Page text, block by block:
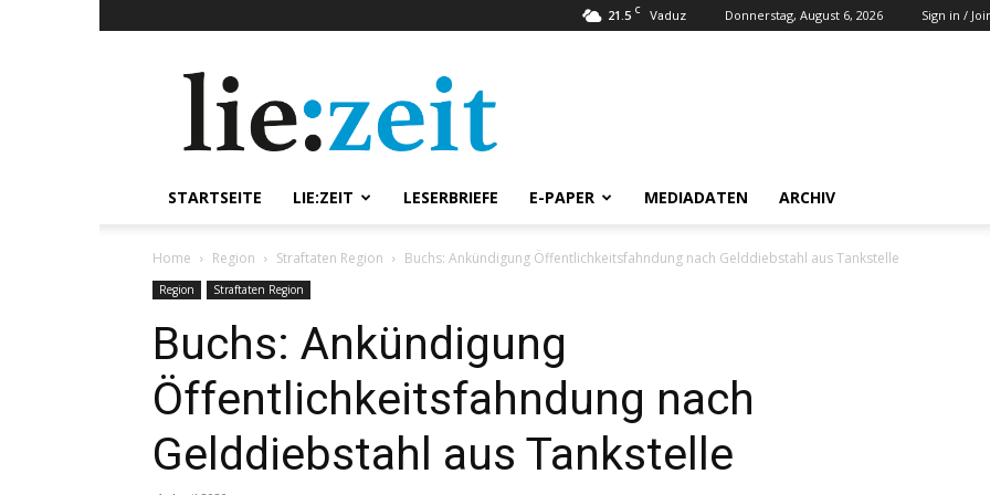
21.5 C Vaduz Donnerstag, August 6, 2026 Sign in /
STARTSEITE LIE:ZEIT LESERBRIEFE E-PAPER MEDIADATEN ARCHIV
Home Region Straftaten Region Buchs: Ankündigung Öffentlichkeitsfahndung nach Gelddiebstahl aus Tankstelle
Region Straftaten Region
Buchs: Ankündigung
Öffentlichkeitsfahndung nach
Gelddiebstahl aus Tankstelle